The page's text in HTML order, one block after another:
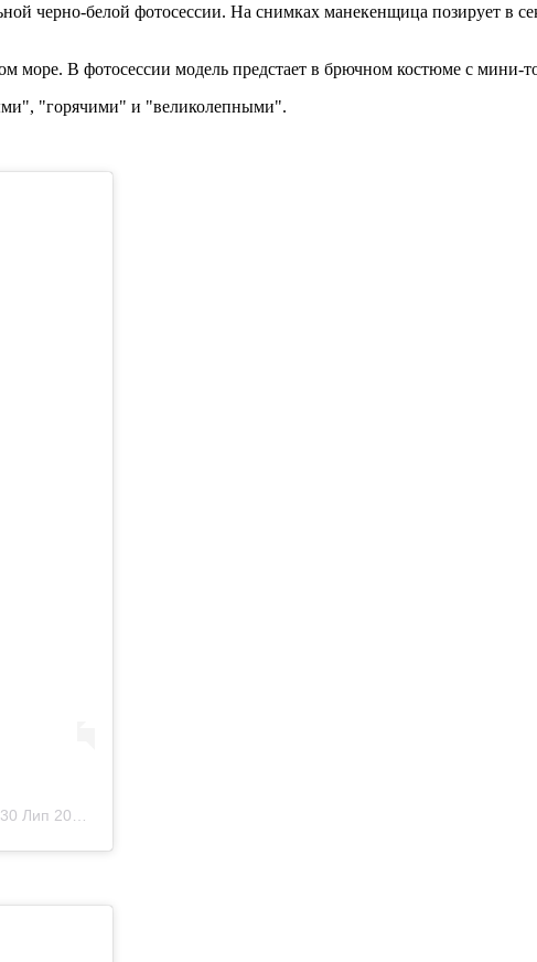
черно-белой фотосессии. На снимках манекенщица позирует в
море. В фотосессии модель предстает в брючном костюме с
"горячими" и "великолепными".
30 Лип 2019 р. о 11:17 PDT